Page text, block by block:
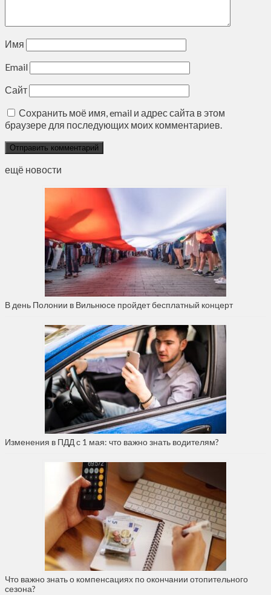
Имя
Email
Сайт
Сохранить моё имя, email и адрес сайта в этом
браузере для последующих моих комментариев.
ещё новости
В день Полонии в Вильнюсе пройдет бесплатный концерт
Изменения в ПДД с 1 мая: что важно знать водителям?
Что важно знать о компенсациях по окончании отопительного
сезона?